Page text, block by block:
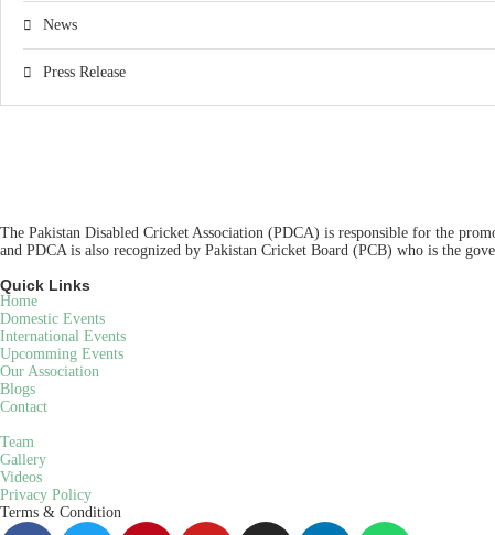
News
Press Release
The Pakistan Disabled Cricket Association (PDCA) is responsible for the
and PDCA is also recognized by Pakistan Cricket Board (PCB) who is the
Quick Links
Home
Domestic Events
International Events
Upcomming Events
Our Association
Blogs
Contact
Team
Gallery
Videos
Privacy Policy
Terms & Condition